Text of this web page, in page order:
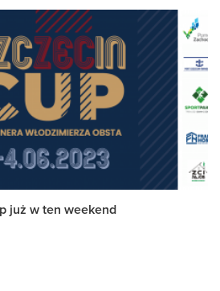
już w ten weekend